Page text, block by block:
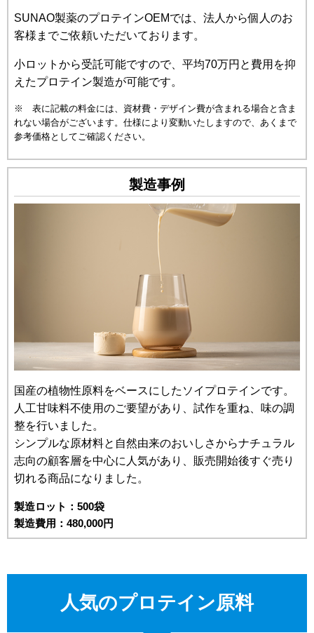
SUNAO製薬のプロテインOEMでは、法人から個人のお
客様までご依頼いただいております。
小ロットから受託可能ですので、平均70万円と費用を抑
えたプロテイン製造が可能です。
※ 表に記載の料金には、資材費・デザイン費が含まれる場合と含ま
れない場合がございます。仕様により変動いたしますので、あくまで
参考価格としてご確認ください。
製造事例
国産の植物性原料をベースにしたソイプロテインです。
人工甘味料不使用のご要望があり、試作を重ね、味の調
整を行いました。
シンプルな原材料と自然由来のおいしさからナチュラル
志向の顧客層を中心に人気があり、販売開始後すぐ売り
切れる商品になりました。
製造ロット：500袋
製造費用：480,000円
人気のプロテイン原料